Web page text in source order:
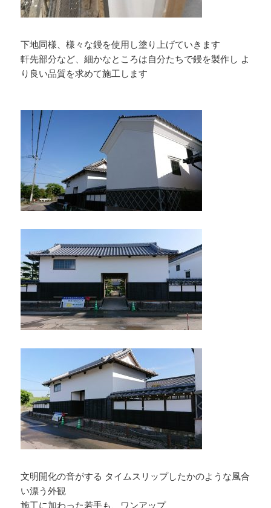
下地同様、様々な鏝を使用し塗り上げていきます
軒先部分など、細かなところは自分たちで鏝を製作し よ
り良い品質を求めて施工します
文明開化の音がする タイムスリップしたかのような風合
い漂う外観
施工に加わった若手も、ワンアップ